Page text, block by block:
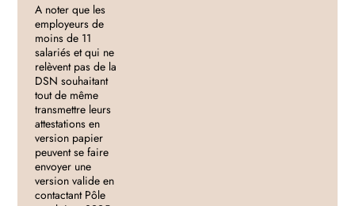
A noter que les
employeurs de
moins de 11
salariés et qui ne
relèvent pas de la
DSN souhaitant
tout de même
transmettre leurs
attestations en
version papier
peuvent se faire
envoyer une
version valide en
contactant Pôle